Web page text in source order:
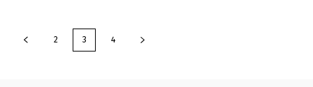
2 3 4